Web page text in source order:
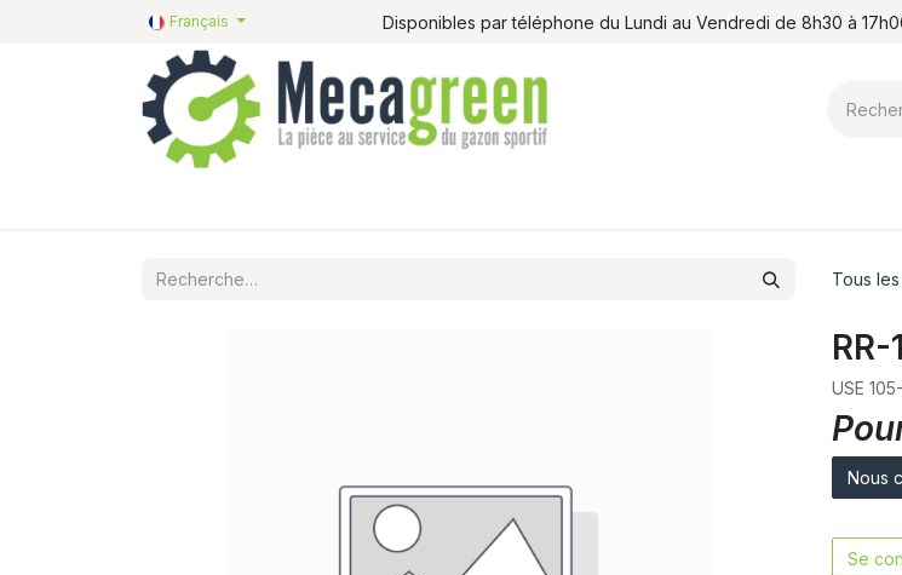
Français Disponibles par téléphone du Lundi au Vendredi de 8h30 à
Tous
USE
Nous
Se